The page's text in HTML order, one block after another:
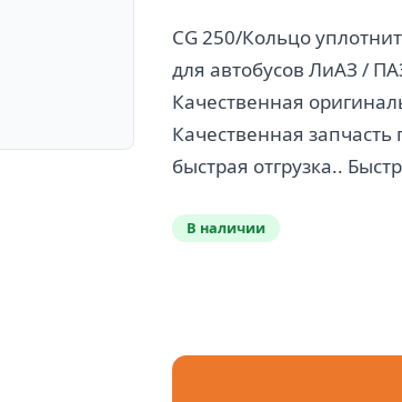
CG 250/Кольцо
для автобусов ЛиАЗ /
Качественная
Качественная
В наличии